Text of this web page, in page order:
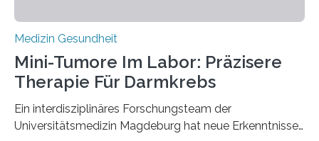
Medizin Gesundheit
Mini-Tumore Im Labor: Präzisere
Therapie Für Darmkrebs
Ein interdisziplinäres Forschungsteam der
Universitätsmedizin Magdeburg hat neue Erkenntnisse